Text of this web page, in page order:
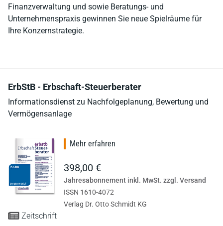
Finanzverwaltung und sowie Beratungs- und
Unternehmenspraxis gewinnen Sie neue Spielräume für
Ihre Konzernstrategie.
ErbStB - Erbschaft-Steuerberater
Informationsdienst zu Nachfolgeplanung, Bewertung und
Vermögensanlage
Zeitschrift
Mehr erfahren
398,00 €
Jahresabonnement inkl. MwSt. zzgl. Versand
ISSN 1610-4072
Verlag Dr. Otto Schmidt KG